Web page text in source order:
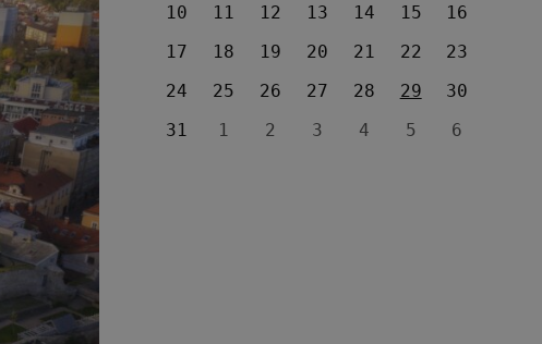
10
11 12 13 14 15
16
17
18 19 20 21 22
23
24
25 26 27 28 29
30
31
1 2 3 4 5 6